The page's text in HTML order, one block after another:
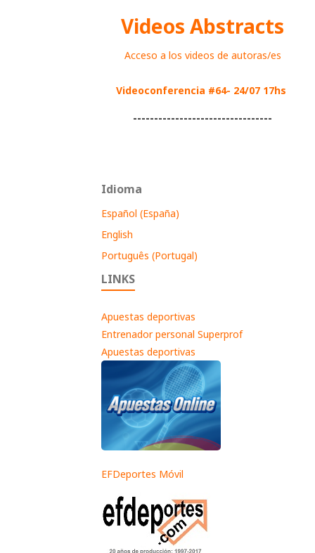
Videos Abstracts
Acceso a los videos de autoras/es
Videoconferencia #64- 24/07 17hs
---------------------------------
Idioma
Español (España)
English
Português (Portugal)
LINKS
Apuestas deportivas
Entrenador personal Superprof
Apuestas deportivas
EFDeportes Móvil